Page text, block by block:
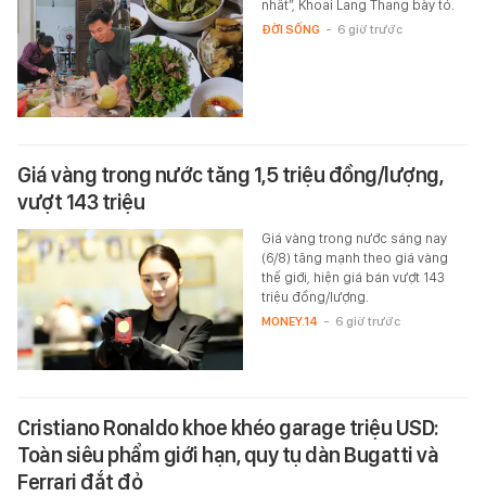
nhất”, Khoai Lang Thang bày tỏ.
ĐỜI SỐNG - 6 giờ trước
Giá vàng trong nước tăng 1,5 triệu đồng/lượng,
vượt 143 triệu
Giá vàng trong nước sáng nay
(6/8) tăng mạnh theo giá vàng
thế giới, hiện giá bán vượt 143
triệu đồng/lượng.
MONEY.14 - 6 giờ trước
Cristiano Ronaldo khoe khéo garage triệu USD:
Toàn siêu phẩm giới hạn, quy tụ dàn Bugatti và
Ferrari đắt đỏ